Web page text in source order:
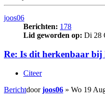
joos06
Berichten: 178
Lid geworden op: Di 28
Re: Is dit herkenbaar bij
Citeer
Berichtdoorjoos06 » Wo 19